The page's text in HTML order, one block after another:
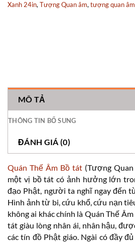
Xanh 24in, Tượng Quan âm, tượng quan
MÔ TẢ
THÔNG TIN BỔ SUNG
ĐÁNH GIÁ (0)
Quán Thế Âm Bồ tát (Tượng
một vị bồ tát có ảnh hưởng lớn
đạo Phật, người ta nghĩ ngay đến
Hình ảnh từ bi, cứu khổ, cứu nạn
không ai khác chính là Quán Thế
tát giàu lòng nhân ái, nhân hậu,
các tín đồ Phật giáo. Ngài có đầy